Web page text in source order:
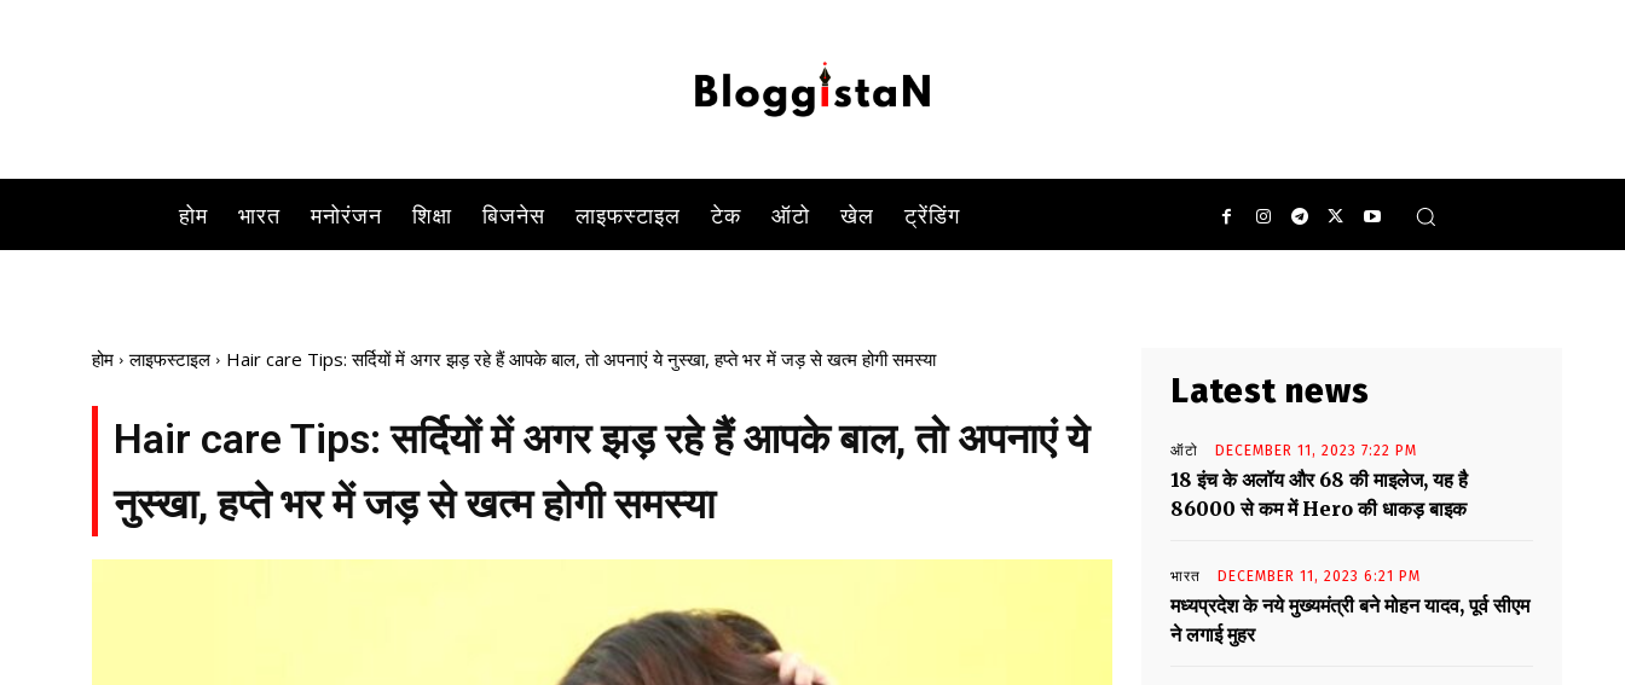
होम भारत मनोरंजन शिक्षा बिजनेस लाइफस्टाइल टेक ऑटो खेल ट्रेंडिंग
होम लाइफस्टाइल Hair care Tips: सर्दियों में अगर झड़ रहे हैं आपके बाल, तो अपनाएं ये नुस्खा, हप्ते भर में जड़ से खत्म होगी समस्या
Hair care Tips: सर्दियों में अगर झड़ रहे हैं आपके बाल, तो अपनाएं ये
नुस्खा, हप्ते भर में जड़ से खत्म होगी समस्या
Latest news
ऑटो DECEMBER 11, 2023 7:22 PM
18 इंच के अलॉय और 68 की माइलेज, यह है
86000 से कम में Hero की धाकड़ बाइक
भारत DECEMBER 11, 2023 6:21 PM
मध्यप्रदेश के नये मुख्यमंत्री बने मोहन यादव, पूर्व सीएम
ने लगाई मुहर